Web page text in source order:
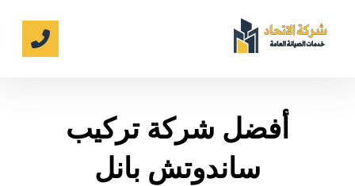
أفضل شركة تركيب
ساندوتش بانل